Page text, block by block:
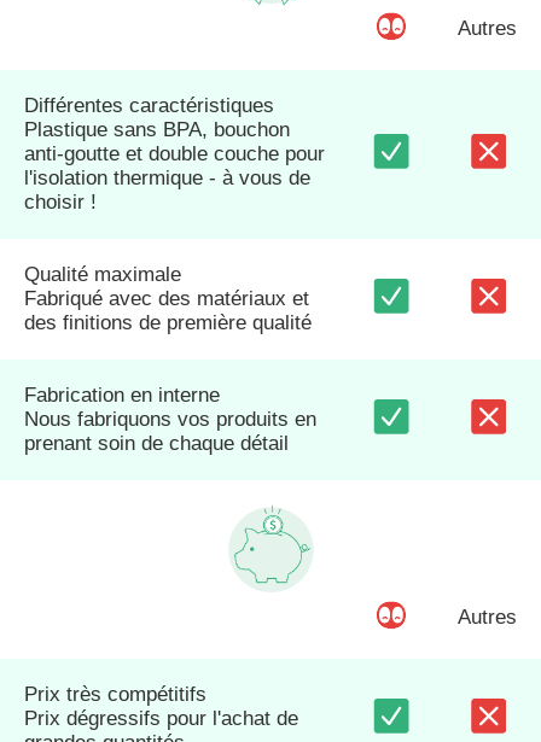
Autres
Différentes caractéristiques
Plastique sans BPA, bouchon
anti-goutte et double couche pour
l'isolation thermique - à vous de
choisir !
Qualité maximale
Fabriqué avec des matériaux et
des finitions de première qualité
Fabrication en interne
Nous fabriquons vos produits en
prenant soin de chaque détail
Autres
Prix très compétitifs
Prix dégressifs pour l'achat de